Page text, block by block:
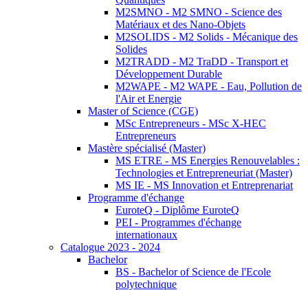
M2SMNO - M2 SMNO - Science des
Matériaux et des Nano-Objets
M2SOLIDS - M2 Solids - Mécanique des
Solides
M2TRADD - M2 TraDD - Transport et
Développement Durable
M2WAPE - M2 WAPE - Eau, Pollution de
l'Air et Energie
Master of Science (CGE)
MSc Entrepreneurs - MSc X-HEC
Entrepreneurs
Mastère spécialisé (Master)
MS ETRE - MS Energies Renouvelables :
Technologies et Entrepreneuriat (Master)
MS IE - MS Innovation et Entreprenariat
Programme d'échange
EuroteQ - Diplôme EuroteQ
PEI - Programmes d'échange
internationaux
Catalogue 2023 - 2024
Bachelor
BS - Bachelor of Science de l'Ecole
polytechnique